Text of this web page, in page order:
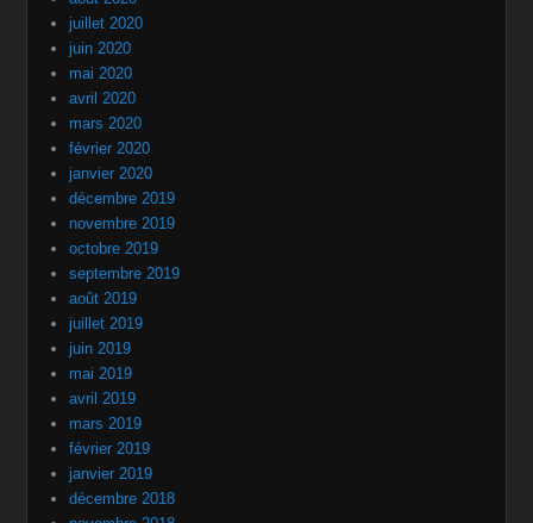
juillet 2020
juin 2020
mai 2020
avril 2020
mars 2020
février 2020
janvier 2020
décembre 2019
novembre 2019
octobre 2019
septembre 2019
août 2019
juillet 2019
juin 2019
mai 2019
avril 2019
mars 2019
février 2019
janvier 2019
décembre 2018